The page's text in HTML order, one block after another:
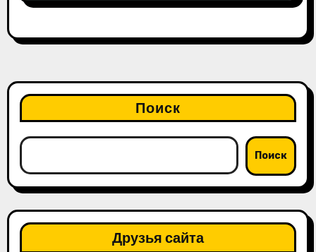
Поиск
Поиск
Друзья сайта